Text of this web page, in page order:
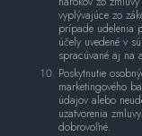
vyplývajúce zo
prípade udelenia
účely uvedené v
spracúvané aj na
Poskytnutie
marketingového
údajov alebo
uzatvorenia
dobrovoľné.